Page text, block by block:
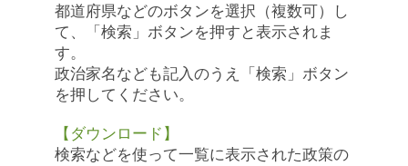
都道府県などのボタンを選択（複数可）し
て、「検索」ボタンを押すと表示されま
す。
政治家名なども記入のうえ「検索」ボタン
を押してください。
【ダウンロード】
検索などを使って一覧に表示された政策の